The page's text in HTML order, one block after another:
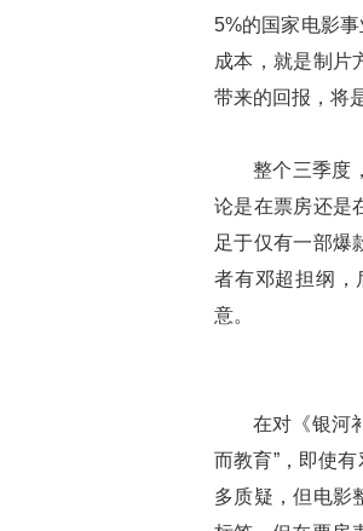
5%的国家电影
成本，就是制片
带来的回报，将
整个三季度
论是在票房还是
足于仅有一部爆
者有邓超担纲，
意。
在对《银河
而教育”，即使
多质疑，但电影